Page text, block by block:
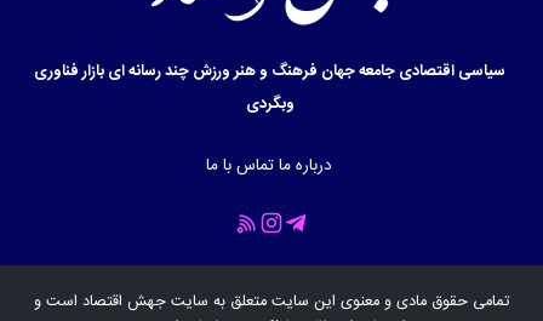
سیاسیاقتصادیجامعهجهان فرهنگ و هنرورزشچند رسانه ایبازارفناوری
وبگردی
درباره ماتماس با ما
تمامی حقوق مادی و معنوی این سایت متعلق به سایتجهش اقتصاد است و